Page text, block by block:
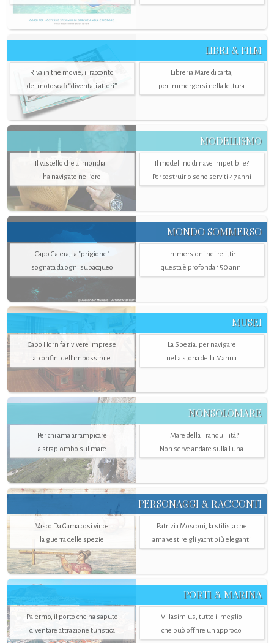
LIBRI & FILM
Riva in the movie, il racconto
dei motoscafi “diventati attori”
Libreria Mare di carta,
per immergersi nella lettura
MODELLISMO
Il vascello che ai mondiali
ha navigato nell’oro
Il modellino di nave irripetibile?
Per costruirlo sono serviti 47 anni
MONDO SOMMERSO
Capo Galera, la "prigione"
sognata da ogni subacqueo
Immersioni nei relitti:
questa è profonda 150 anni
MUSEI
Capo Horn fa rivivere imprese
ai confini dell’impossibile
La Spezia. per navigare
nella storia della Marina
NONSOLOMARE
Per chi ama arrampicare
a strapiombo sul mare
Il Mare della Tranquillità?
Non serve andare sulla Luna
PERSONAGGI & RACCONTI
Vasco Da Gama così vince
la guerra delle spezie
Patrizia Mosconi, la stilista che
ama vestire gli yacht più eleganti
PORTI & MARINA
Palermo, il porto che ha saputo
diventare attrazione turistica
Villasimius, tutto il meglio
che può offrire un approdo